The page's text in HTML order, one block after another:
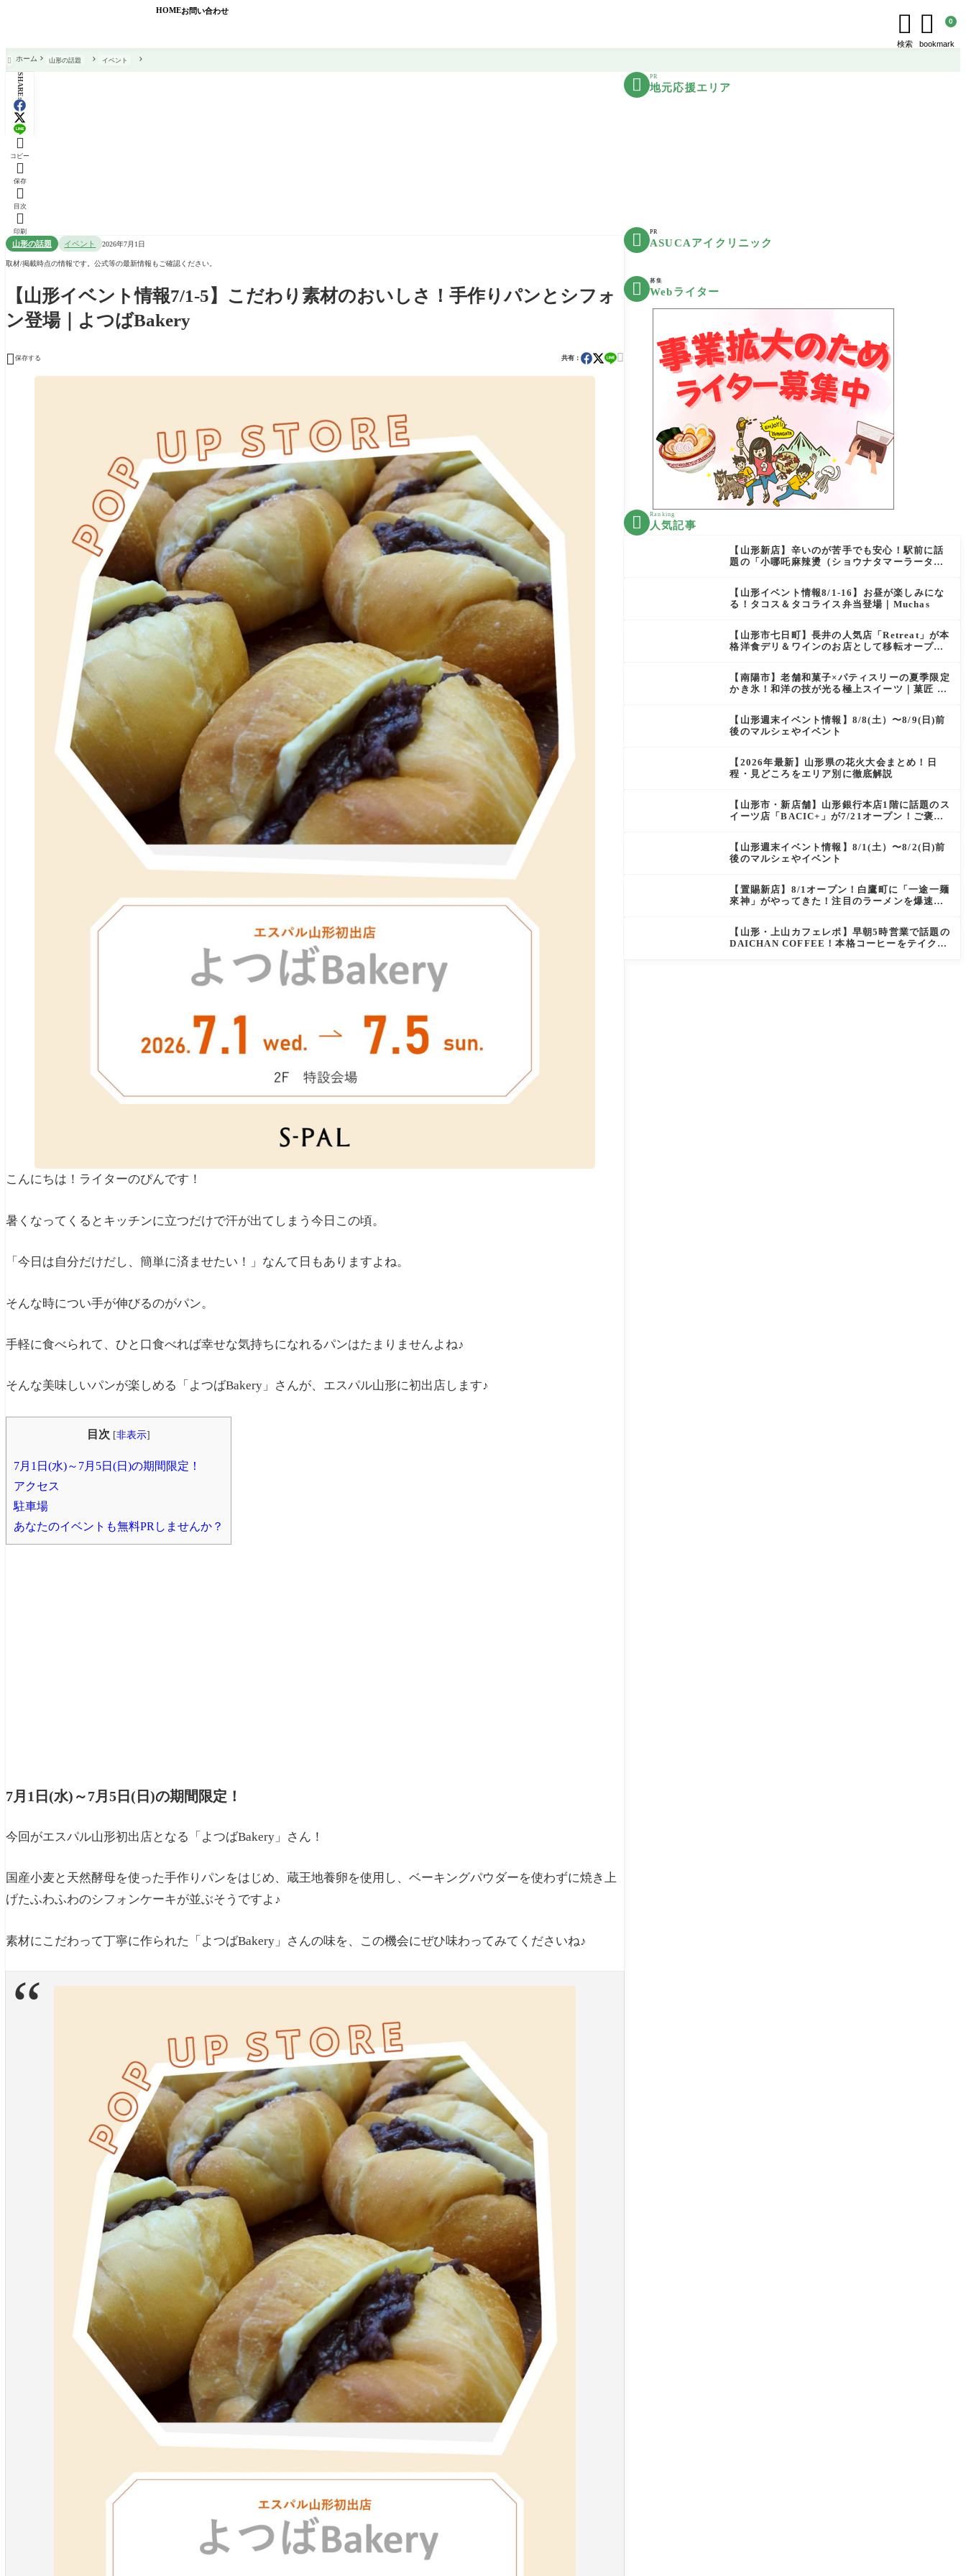
HOMEお問い合わせ 
検索
 0
bookmark
 ホーム 山形の話題 イベント
SHARE:

コピー

保存

目次

印刷
山形の話題 イベント 2026年7月1日
取材/掲載時点の情報です。公式等の最新情報もご確認ください。
【山形イベント情報7/1-5】こだわり素材のおいしさ！手作りパンとシフォ
ン登場｜よつばBakery
 保存する 共有： 
こんにちは！ライターのぴんです！
暑くなってくるとキッチンに立つだけで汗が出てしまう今日この頃。
「今日は自分だけだし、簡単に済ませたい！」なんて日もありますよね。
そんな時につい手が伸びるのがパン。
手軽に食べられて、ひと口食べれば幸せな気持ちになれるパンはたまりませんよね♪
そんな美味しいパンが楽しめる「よつばBakery」さんが、エスパル山形に初出店します♪
目次 [非表示]
7月1日(水)～7月5日(日)の期間限定！
アクセス
駐車場
あなたのイベントも無料PRしませんか？
7月1日(水)～7月5日(日)の期間限定！
今回がエスパル山形初出店となる「よつばBakery」さん！
国産小麦と天然酵母を使った手作りパンをはじめ、蔵王地養卵を使用し、ベーキングパウダーを使わずに焼き上
げたふわふわのシフォンケーキが並ぶそうですよ♪
素材にこだわって丁寧に作られた「よつばBakery」さんの味を、この機会にぜひ味わってみてくださいね♪
 PR
地元応援エリア
 PR
ASUCAアイクリニック
 募集
Webライター
 Ranking
人気記事
【山形新店】辛いのが苦手でも安心！駅前に話
題の「小哪吒麻辣燙（ショウナタマーラータ
【山形イベント情報8/1-16】お昼が楽しみにな
る！タコス＆タコライス弁当登場｜Muchas
【山形市七日町】長井の人気店「Retreat」が本
格洋食デリ＆ワインのお店として移転オープン
【南陽市】老舗和菓子×パティスリーの夏季限定
かき氷！和洋の技が光る極上スイーツ｜菓匠 萬
【山形週末イベント情報】8/8(土）〜8/9(日)前
後のマルシェやイベント
【2026年最新】山形県の花火大会まとめ！日
程・見どころをエリア別に徹底解説
【山形市・新店舗】山形銀行本店1階に話題のス
イーツ店「BACIC+」が7/21オープン！ご褒美
【山形週末イベント情報】8/1(土）〜8/2(日)前
後のマルシェやイベント
【置賜新店】8/1オープン！白鷹町に「一途一麺
來神」がやってきた！注目のラーメンを爆速実
【山形・上山カフェレポ】早朝5時営業で話題の
DAICHAN COFFEE！本格コーヒーをテイクア